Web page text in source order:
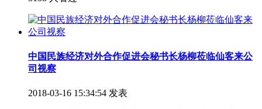
中国民族经济对外合作促进会秘书长杨柳莅临仙客来公
司视察
2018-03-16 15:34:54 发表